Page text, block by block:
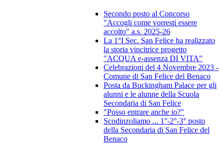
Secondo posto al Concorso
"Accogli come vorresti essere
accolto" a.s. 2025-26
La 1°I Sec. San Felice ha realizzato
la storia vincitrice progetto
"ACQUA e-assenza DI VITA"
Celebrazioni del 4 Novembre 2023 -
Comune di San Felice del Benaco
Posta da Buckingham Palace per gli
alunni e le alunne della Scuola
Secondaria di San Felice
"Posso entrare anche io?"
Scodinzoliamo ... 1°-2°-3° posto
della Secondaria di San Felice del
Benaco